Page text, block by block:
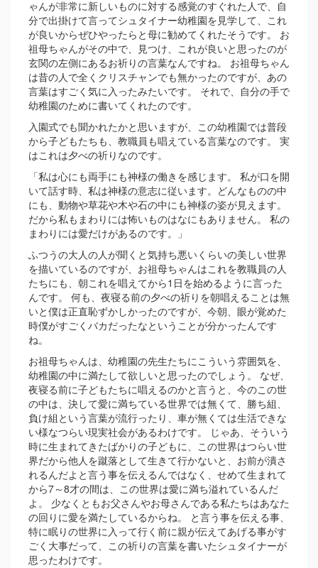
ゃんが非常に新しいものに対する感覚のすぐれた人で、自
分で出掛けて言ってシュタイナー幼稚園を見学して、これ
が良いからぜひやったらと母に勧めてくれたそうです。 お
祖母ちゃんがその中で、見つけ、これが良いと思ったのが
玄関の左側にあるお祈りの言葉なんですね。 お祖母ちゃん
は昔の人で全くクリスチャンでも無かったのですが、あの
言葉はすごく気に入ったみたいです。 それで、自分の手で
幼稚園のために書いてくれたのです。
入園式でも聞かれたかと思いますが、この幼稚園では普段
から子どもたちも、教職員も唱えている言葉なのです。 実
はこれは夕べの祈りなのです。
「私は心にも両手にも神様の働きを感じます。 私が口を開
いて話す時、私は神様の意志に従います。どんなものの中
にも、動物や草花や木や石の中にも神様の姿が見えます。
だから私もまわりには怖いものはなにもありません。 私の
まわりには愛だけがあるのです。」
ふつうの大人の人が聞くと気持ち悪いくらいの美しい世界
を描いているのですが、お祖母ちゃんはこれを教職員の人
たちにも、朝これを唱えてから1日を始めるように言った
んです。 何も、夜寝る前の夕べの祈りを朝唱えることは無
いと僕は正直恥ずかしかったのですが、今朝、眼が覚めた
時僕がすごくバカだったなということが分かったんです
ね。
お祖母ちゃんは、幼稚園の先生たちにこういう雰囲気を、
幼稚園の中に満たして欲しいと思ったのでしょう。 なぜ、
夜寝る前に子どもたちに唱えるのかと言うと、今のこの世
の中は、決して愛に満ちている世界では無くて、勝ち組、
負け組という言葉が流行ったり、車が無くては生活できな
い様なつらい現実社会があるわけです。 じゃあ、そういう
時に生まれてきたばかりの子どもに、この世界はつらい世
界だから他人を蹴落として生きて行かないと、お前が潰さ
れるんだよと言う事を伝えるんではなく、せめて生まれて
から7～8才の間は、この世界は愛に満ち溢れているんだ
よ。 少なくともお父さんやお母さんである私たちはあなた
の回りに愛を満たしているからね。 と言う事を伝える事、
特に眠りの世界に入って行く前に親が伝えてあげる事がす
ごく大事だって、この祈りの言葉を書いたシュタイナーが
思ったわけです。